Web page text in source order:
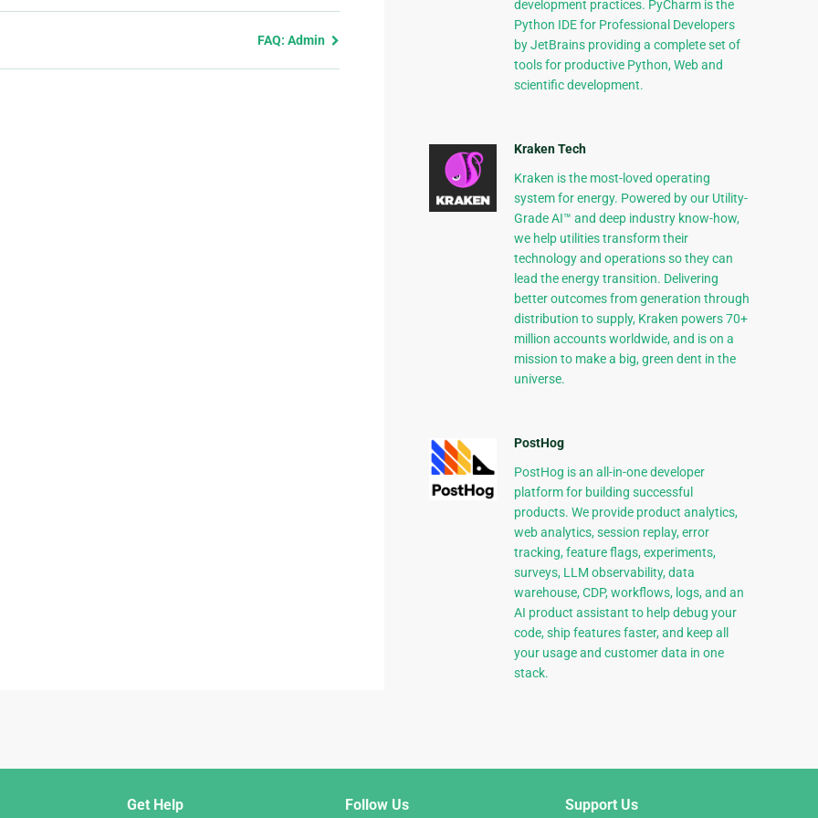
FAQ: Admin
development practices. PyCharm is the
Python IDE for Professional Developers
by JetBrains providing a complete set of
tools for productive Python, Web and
scientific development.
Kraken Tech
Kraken is the most-loved operating
system for energy. Powered by our Utility-
Grade AI™ and deep industry know-how,
we help utilities transform their
technology and operations so they can
lead the energy transition. Delivering
better outcomes from generation through
distribution to supply, Kraken powers 70+
million accounts worldwide, and is on a
mission to make a big, green dent in the
universe.
PostHog
PostHog is an all-in-one developer
platform for building successful
products. We provide product analytics,
web analytics, session replay, error
tracking, feature flags, experiments,
surveys, LLM observability, data
warehouse, CDP, workflows, logs, and an
AI product assistant to help debug your
code, ship features faster, and keep all
your usage and customer data in one
stack.
Get Help Follow Us Support Us